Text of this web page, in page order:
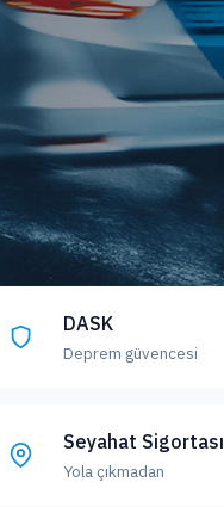
DASK
Deprem güvencesi
Seyahat Sigortası
Yola çıkmadan